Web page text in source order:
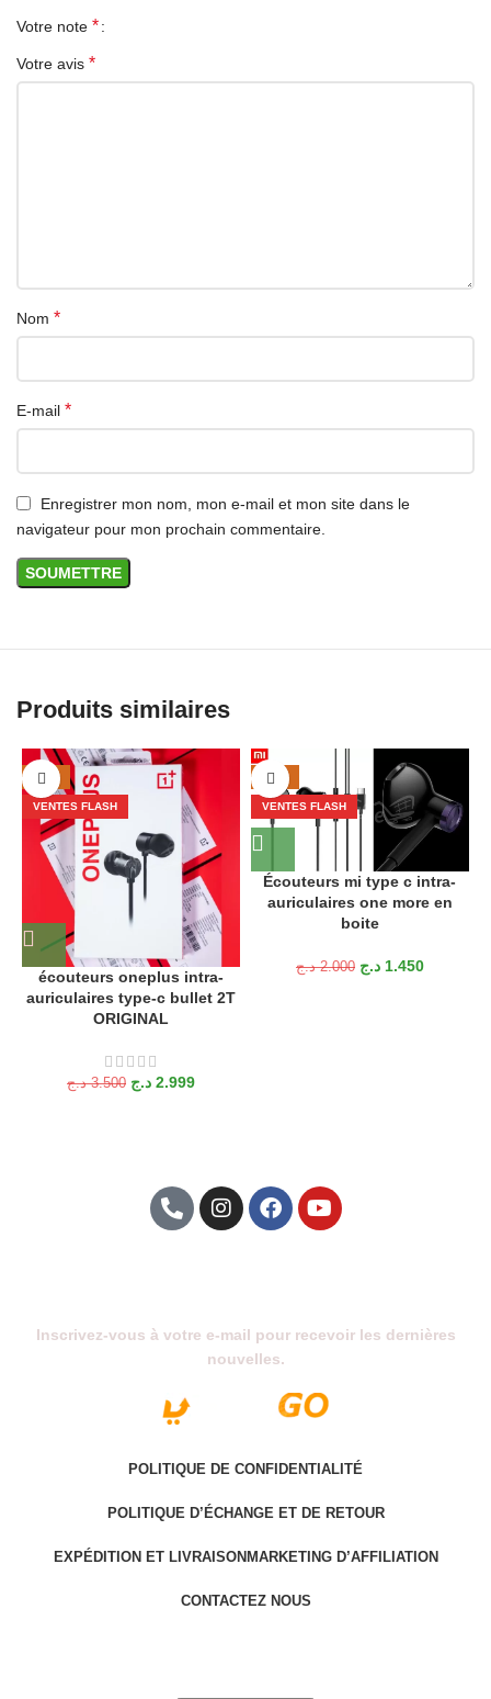
Votre note *
Votre avis *
Nom *
E-mail *
Enregistrer mon nom, mon e-mail et mon site dans le
navigateur pour mon prochain commentaire.
Produits similaires
-14%
VENTES FLASH
écouteurs oneplus intra-
auriculaires type-c bullet 2T
ORIGINAL
3.500 د.ج 2.999 د.ج
-28%
VENTES FLASH
Écouteurs mi type c intra-
auriculaires one more en
boite
2.000 د.ج 1.450 د.ج
Inscrivez-vous à votre e-mail pour recevoir les dernières
nouvelles.
POLITIQUE DE CONFIDENTIALITÉ
POLITIQUE D’ÉCHANGE ET DE RETOUR
EXPÉDITION ET LIVRAISONMARKETING D’AFFILIATION
CONTACTEZ NOUS